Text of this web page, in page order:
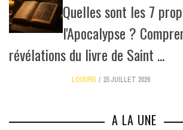
Quelles sont les 7
l'Apocalypse ?
révélations du livre de Saint ...
LOISIRS 15 JUILLET 2026
A LA UNE